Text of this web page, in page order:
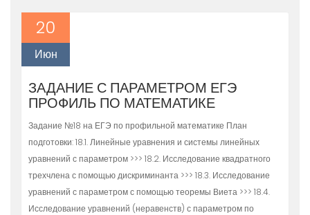
20
Июн
ЗАДАНИЕ С ПАРАМЕТРОМ ЕГЭ
ПРОФИЛЬ ПО МАТЕМАТИКЕ
Задание №18 на ЕГЭ по профильной математике План
подготовки: 18.1. Линейные уравнения и системы линейных
уравнений с параметром >>> 18.2. Исследование квадратного
трехчлена с помощью дискриминанта >>> 18.3. Исследование
уравнений с параметром с помощью теоремы Виета >>> 18.4.
Исследование уравнений (неравенств) с параметром по